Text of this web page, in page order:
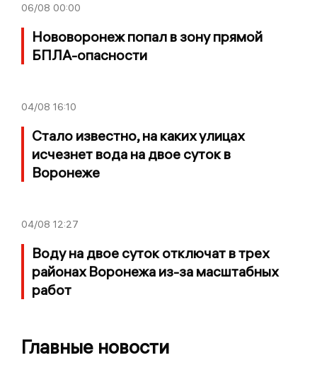
06/08 00:00
Нововоронеж попал в зону прямой
БПЛА-опасности
04/08 16:10
Стало известно, на каких улицах
исчезнет вода на двое суток в
Воронеже
04/08 12:27
Воду на двое суток отключат в трех
районах Воронежа из-за масштабных
работ
Главные новости